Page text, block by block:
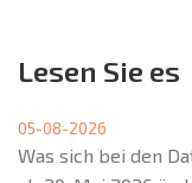
Lesen Sie es
05-08-2026
Was sich bei den